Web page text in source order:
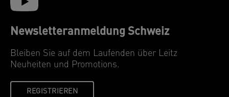
Newsletteranmeldung Schweiz
Bleiben Sie auf dem Laufenden über Leitz
Neuheiten und Promotions.
REGISTRIEREN